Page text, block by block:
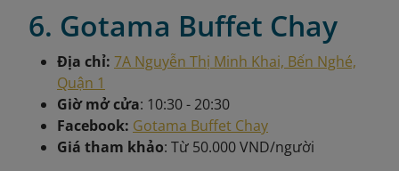
6. Gotama Buffet Chay
Địa chỉ: 7A Nguyễn Thị Minh Khai, Bến Nghé,
Quận 1
Giờ mở cửa: 10:30 - 20:30
Facebook: Gotama Buffet Chay
Giá tham khảo: Từ 50.000 VND/người